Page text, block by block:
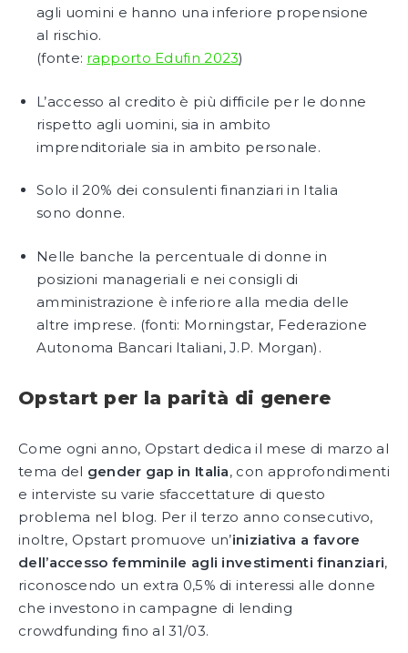
agli uomini e hanno una inferiore propensione
al rischio.
(fonte: rapporto Edufin 2023)
L’accesso al credito è più difficile per le donne
rispetto agli uomini, sia in ambito
imprenditoriale sia in ambito personale.
Solo il 20% dei consulenti finanziari in Italia
sono donne.
Nelle banche la percentuale di donne in
posizioni manageriali e nei consigli di
amministrazione è inferiore alla media delle
altre imprese. (fonti: Morningstar, Federazione
Autonoma Bancari Italiani, J.P. Morgan).
Opstart per la parità di genere
Come ogni anno, Opstart dedica il mese di marzo al
tema del gender gap in Italia, con approfondimenti
e interviste su varie sfaccettature di questo
problema nel blog. Per il terzo anno consecutivo,
inoltre, Opstart promuove un’iniziativa a favore
dell’accesso femminile agli investimenti finanziari,
riconoscendo un extra 0,5% di interessi alle donne
che investono in campagne di lending
crowdfunding fino al 31/03.